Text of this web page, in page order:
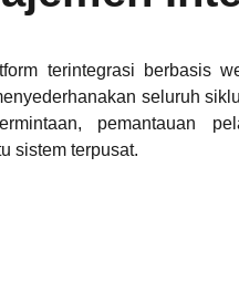
terintegrasi berbasis
seluruh
pemantauan
sistem terpusat.